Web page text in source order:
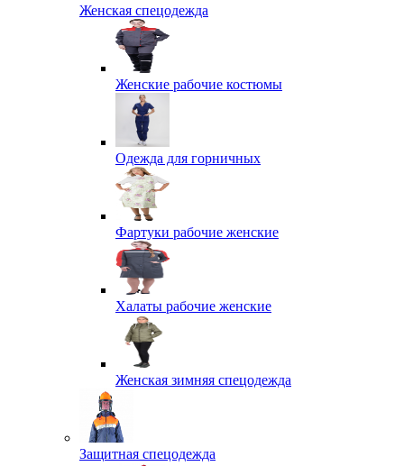
Женская спецодежда
Женские рабочие костюмы
Одежда для горничных
Фартуки рабочие женские
Халаты рабочие женские
Женская зимняя спецодежда
Защитная спецодежда